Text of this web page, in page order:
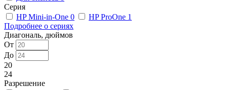
Серия
HP Mini-in-One 0 HP ProOne 1
Подробнее о сериях
Диагональ, дюймов
От
До
20
24
Разрешение